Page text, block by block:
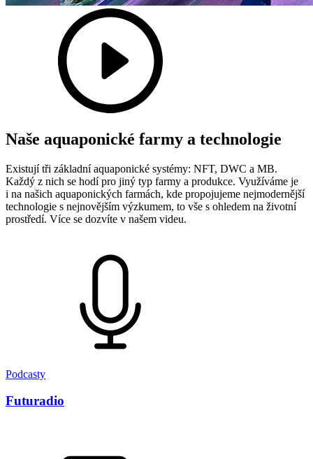
Naše aquaponické farmy a technologie
Existují tři základní aquaponické systémy: NFT, DWC a MB.
Každý z nich se hodí pro jiný typ farmy a produkce. Využíváme je
i na našich aquaponických farmách, kde propojujeme nejmodernější
technologie s nejnovějším výzkumem, to vše s ohledem na životní
prostředí. Více se dozvíte v našem videu.
Podcasty
Futuradio